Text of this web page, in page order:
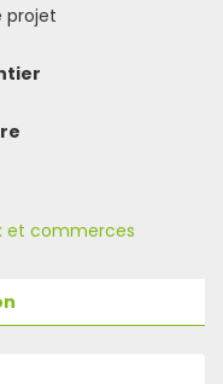
projet
et commerces